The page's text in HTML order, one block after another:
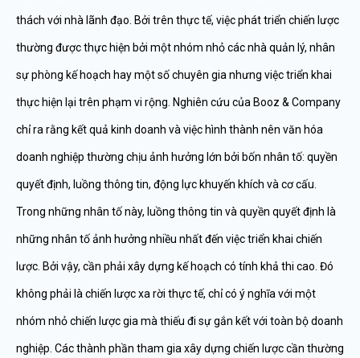
thách với nhà lãnh đạo. Bởi trên thực tế, việc phát triển chiến lược
thường được thực hiện bởi một nhóm nhỏ các nhà quản lý, nhân
sự phòng kế hoạch hay một số chuyên gia nhưng việc triển khai
thực hiện lại trên phạm vi rộng. Nghiên cứu của Booz & Company
chỉ ra rằng kết quả kinh doanh và việc hình thành nên văn hóa
doanh nghiệp thường chịu ảnh hưởng lớn bởi bốn nhân tố: quyền
quyết định, luồng thông tin, động lực khuyến khích và cơ cấu.
Trong những nhân tố này, luồng thông tin và quyền quyết định là
những nhân tố ảnh hưởng nhiều nhất đến việc triển khai chiến
lược. Bởi vậy, cần phải xây dựng kế hoạch có tính khả thi cao. Đó
không phải là chiến lược xa rời thực tế, chỉ có ý nghĩa với một
nhóm nhỏ chiến lược gia mà thiếu đi sự gắn kết với toàn bộ doanh
nghiệp. Các thành phần tham gia xây dựng chiến lược cần thường